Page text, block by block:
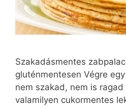
Szakadásmentes
gluténmentesen Végre
nem szakad, nem is
valamilyen cukormentes